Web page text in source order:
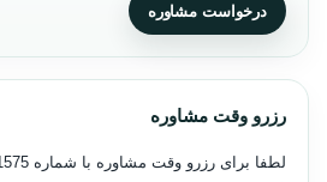
درخواست مشاوره
رزرو وقت مشاوره
لطفا برای رزرو وقت مشاوره با شماره